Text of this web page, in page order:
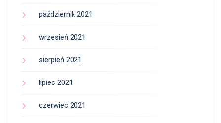
październik 2021
wrzesień 2021
sierpień 2021
lipiec 2021
czerwiec 2021